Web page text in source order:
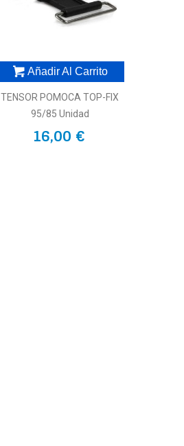
Añadir Al Carrito
TENSOR POMOCA TOP-FIX
95/85 Unidad
16,00 €